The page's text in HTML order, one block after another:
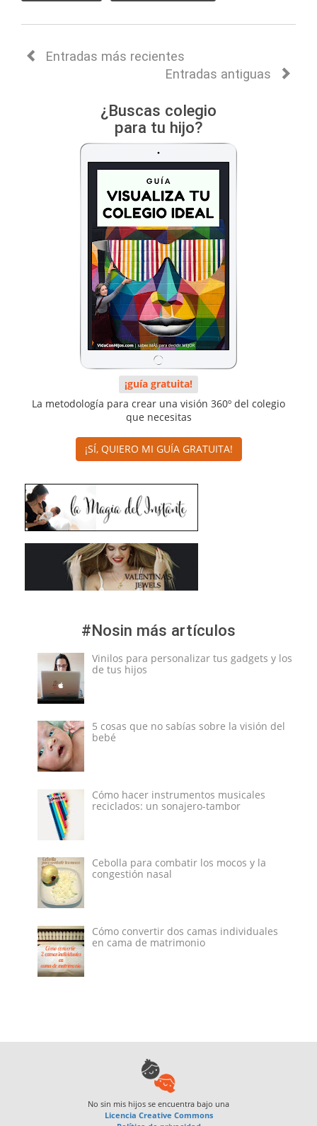
Entradas más recientes
Entradas antiguas
¿Buscas colegio
para tu hijo?
¡guía gratuita!
La metodología para crear una visión 360º del colegio
que necesitas
¡SÍ, QUIERO MI GUÍA GRATUITA!
#Nosin más artículos
Vinilos para personalizar tus gadgets y los
de tus hijos
5 cosas que no sabías sobre la visión del
bebé
Cómo hacer instrumentos musicales
reciclados: un sonajero-tambor
Cebolla para combatir los mocos y la
congestión nasal
Cómo convertir dos camas individuales
en cama de matrimonio
No sin mis hijos se encuentra bajo una
Licencia Creative Commons